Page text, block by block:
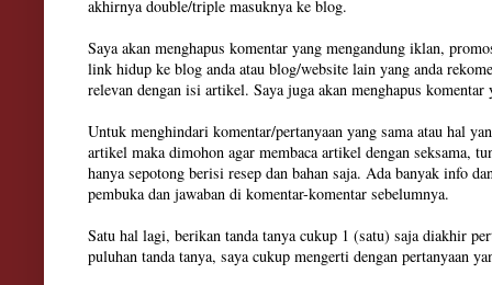
akhirnya double/triple masuknya ke blog.
Saya akan menghapus komentar yang mengandung iklan,
link hidup ke blog anda atau blog/website lain yang anda
relevan dengan isi artikel. Saya juga akan menghapus
Untuk menghindari komentar/pertanyaan yang sama atau hal
artikel maka dimohon agar membaca artikel dengan seksama,
hanya sepotong berisi resep dan bahan saja. Ada banyak info
pembuka dan jawaban di komentar-komentar sebelumnya.
Satu hal lagi, berikan tanda tanya cukup 1 (satu) saja diakhir
puluhan tanda tanya, saya cukup mengerti dengan pertanyaan